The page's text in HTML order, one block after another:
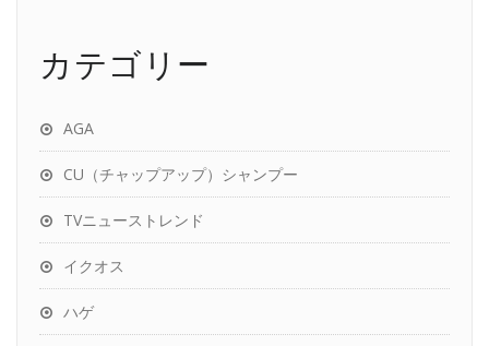
カテゴリー
AGA
CU（チャップアップ）シャンプー
TVニューストレンド
イクオス
ハゲ